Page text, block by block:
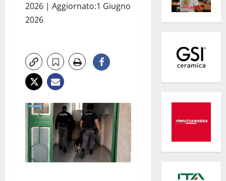
2026 | Aggiornato:1 Giugno
2026